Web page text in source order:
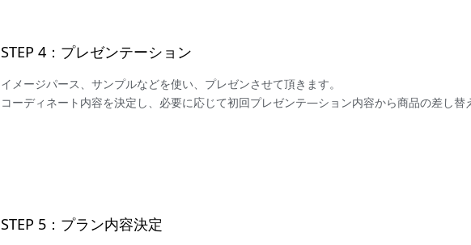
STEP 4：プレゼンテーション
イメージパース、サンプルなどを使い、プレゼンさせて頂きます。
コーディネート内容を決定し、必要に応じて初回プレゼンテ―ション内容から商品の差し替
STEP 5：プラン内容決定